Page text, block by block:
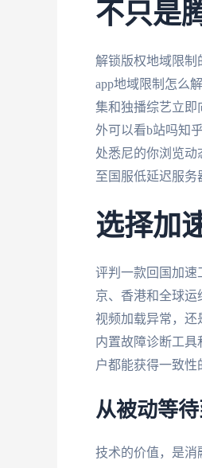
不只是
解锁版权地域限制
app地域限制怎么
集和独播综艺立即
外可以看b站吗知
处悉尼的你浏览
至国服低延迟服务
选择加
评判一款回国加速
京、香港和全球运
视频加载异常，
内置故障诊断工具
户都能获得一致性
从被动等
技术的价值，是消